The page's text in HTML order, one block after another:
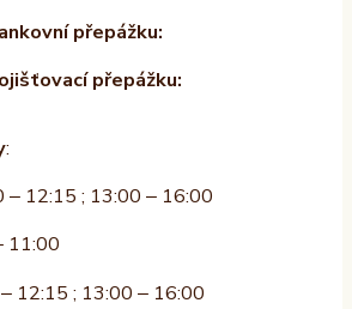
přepážku:
přepážku:
:
– 12:15 ; 13:00 – 16:00
11:00
12:15 ; 13:00 – 16:00